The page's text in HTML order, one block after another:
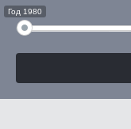
Год 1980